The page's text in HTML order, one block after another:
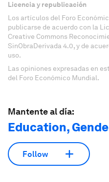
Licencia y republicación
Los artículos del Foro
publicarse de acuerdo con la
Creative Commons
SinObraDerivada 4.0, y de
uso.
Las opiniones expresadas en
del Foro Económico Mundial.
Mantente al día:
Education,
Follow